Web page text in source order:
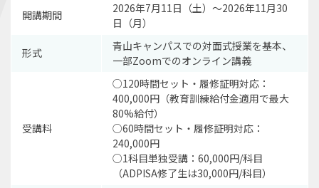
開講期間
2026年7月11日（土）～2026年11月30
日（月）
形式
青山キャンパスでの対面式授業を基本、
一部Zoomでのオンライン講義
受講料
○120時間セット・履修証明対応：
400,000円（教育訓練給付金適用で最大
80%給付）
○60時間セット・履修証明対応：
240,000円
○1科目単独受講：60,000円/科目
（ADPISA修了生は30,000円/科目）